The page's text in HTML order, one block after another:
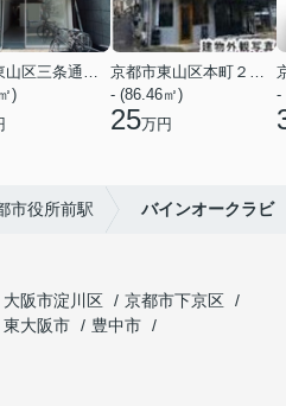
)
- (86.46㎡)
25万円
-
市役所前駅 バインオークラビ
大阪市淀川区
京都市下京区
東大阪市
豊中市